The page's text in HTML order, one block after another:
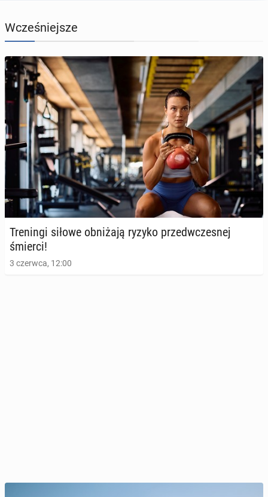
Wcześniejsze
Tre­nin­gi siłowe ob­ni­ża­ją ryzyko przed­wcze­snej
śmierci!
3 czerwca, 12:00